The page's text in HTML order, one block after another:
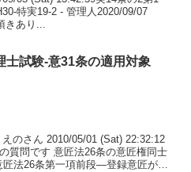
特実19-2 - 管理人2020/09/07
あり...
士試験-意31条の適用対象
のさん 2010/05/01 (Sat) 22:32:12
質問です 意匠法26条の意匠権同士
法26条第一項前段―登録意匠が他